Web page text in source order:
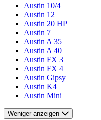
Austin 10/4
Austin 12
Austin 20 HP
Austin 7
Austin A 35
Austin A 40
Austin FX 3
Austin FX 4
Austin Gipsy
Austin K4
Austin Mini
Weniger anzeigen